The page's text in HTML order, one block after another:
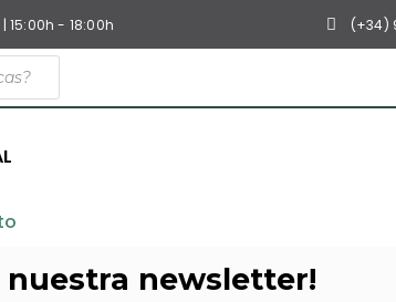
15:00h - 18:00h (+34)
nuestra newsletter!​